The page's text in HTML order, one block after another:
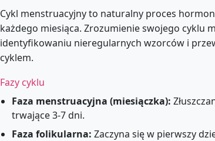
Cykl menstruacyjny to naturalny proces
każdego miesiąca. Zrozumienie swojego cyklu
identyfikowaniu nieregularnych wzorców i
cyklem.
Fazy cyklu
Faza menstruacyjna (miesiączka):
trwające 3-7 dni.
Faza folikularna: Zaczyna się w pierwszy